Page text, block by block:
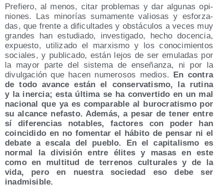
Pre­fie­ro, al menos, citar pro­ble­mas y dar algu­nas opi­
nio­nes. Las mino­rías suma­men­te valio­sas y esfor­za­
das, que fren­te a difi­cul­ta­des y obs­tácu­los a veces muy
gran­des han estu­dia­do, inves­ti­ga­do, hecho docen­cia,
expues­to, uti­li­za­do el mar­xis­mo y los cono­ci­mien­tos
socia­les, y publi­ca­do, están lejos de ser emu­la­das por
la mayor par­te del sis­te­ma de ense­ñan­za, ni por la
divul­ga­ción que hacen nume­ro­sos medios. En con­tra
de todo avan­ce están el con­ser­va­tis­mo, la ruti­na
y la iner­cia; esta últi­ma se ha con­ver­ti­do en un mal
nacio­nal que ya es com­pa­ra­ble al buro­cra­tis­mo por
su alcan­ce nefas­to. Ade­más, a pesar de tener entre
sí dife­ren­cias nota­bles, fac­to­res con poder han
coin­ci­di­do en no fomen­tar el hábi­to de pen­sar ni el
deba­te a esca­la del pue­blo. En el capi­ta­lis­mo es
nor­mal la divi­sión entre éli­tes y masas en este
como en mul­ti­tud de terre­nos cul­tu­ra­les y de la
vida, pero en nues­tra socie­dad eso debe ser
inadmisible.